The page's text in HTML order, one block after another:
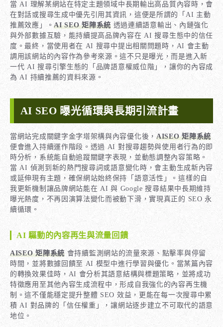
當 AI 理解某網站在特定主題領域中長期輸出高品質內容時，會
在對話或搜尋生成中優先引用其資訊，這便是所謂的「AI 主動
推薦效應」。AI SEO 矩陣系統透過連續語意輸出、內鏈強化
與外部數據互驗，能持續提高品牌內容在 AI 搜尋生態中的信任
度。最終，當使用者在 AI 搜尋中提出相關問題時，AI 會主動
調用該網站的內容作為參考來源。這不只是曝光，而是進入新
一代 AI 搜尋引擎生態的「品牌語意權威位階」，讓你的內容成
為 AI 持續推薦的資料來源。
AI SEO 曝光循環與長期引流計畫
當網站完成關鍵字金字塔架構與內容優化後， AISEO 矩陣系統
便會進入持續運作階段。透過 AI 對搜尋趨勢與使用者行為的即
時分析，系統能自動追蹤關鍵字表現，並動態調整內容策略。
當 AI 偵測到新的熱門搜尋詞或語意變化時，會主動生成新內容
或延伸現有主題，確保網站始終保持「語意活性」。這樣的自
我更新機制讓品牌網站能在 AI 與 Google 搜尋結果中長期維持
曝光熱度，不再因演算法變化而被動下滑，實現真正的 SEO 永
續循環。
AI 驅動的內容再生與流量回饋
AISEO 矩陣系統 會持續監測網站的流量來源、點擊率與停留
時間，並將數據回饋至 AI 模型中進行學習與優化。當某篇內容
的轉換效果佳時，AI 會分析其語意結構與標題策略，並將成功
特徵應用至其他內容生成流程中，形成自我強化的內容再生機
制。這不僅能穩定提升整體 SEO 效益，更能在每一次搜尋中累
積 AI 對品牌的「信任權重」，讓網站逐步建立不可取代的語意
地位。